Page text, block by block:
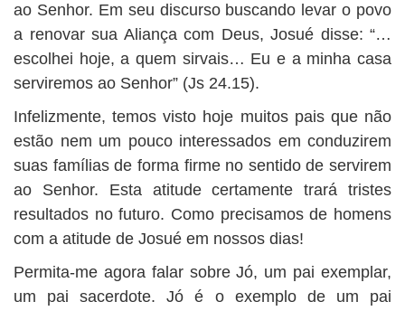
ao Senhor. Em seu discurso buscando levar o povo
a renovar sua Aliança com Deus, Josué disse: “…
escolhei hoje, a quem sirvais… Eu e a minha casa
serviremos ao Senhor” (Js 24.15).
Infelizmente, temos visto hoje muitos pais que não
estão nem um pouco interessados em conduzirem
suas famílias de forma firme no sentido de servirem
ao Senhor. Esta atitude certamente trará tristes
resultados no futuro. Como precisamos de homens
com a atitude de Josué em nossos dias!
Permita-me agora falar sobre Jó, um pai exemplar,
um pai sacerdote. Jó é o exemplo de um pai